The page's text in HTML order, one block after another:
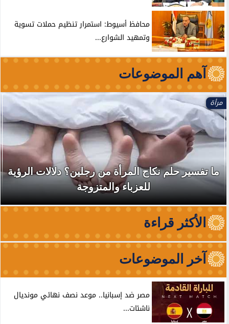
محافظ أسيوط: استمرار تنظيم حملات تسوية
وتمهيد الشوارع...
آهم الموضوعات
مرأة
ما تفسير حلم نكاح المرأة من رجلين؟ دلالات الرؤية
للعزباء والمتزوجة
الأكثر قراءة
آخر الموضوعات
مصر ضد إسبانيا.. موعد نصف نهائي مونديال
ناشئات...